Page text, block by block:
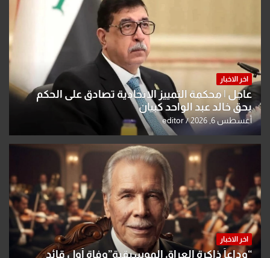
اخر الاخبار
عاجل | محكمة التمييز الاتحادية تصادق على الحكم
بحق خالد عبد الواحد كبيان
أغسطس 6, 2026 editor
اخر الاخبار
“وداعاً ذاكرة العراق الموسيقية”وفاة أول قائد